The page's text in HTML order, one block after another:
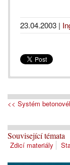
23.04.2003 |
<< Systém
Související témata
Zdicí materiály